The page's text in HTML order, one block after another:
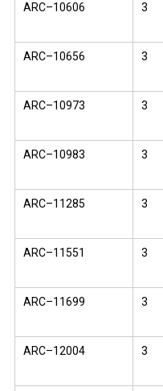
ARC–10606 3
ARC–10656 3
ARC–10973 3
ARC–10983 3
ARC–11285 3
ARC–11551 3
ARC–11699 3
ARC–12004 3